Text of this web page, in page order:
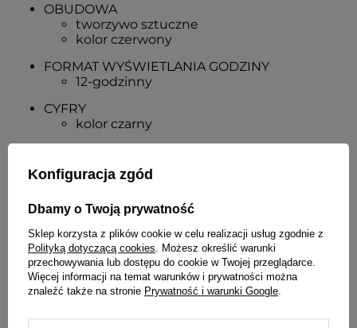
OBUDOWA
tworzywo sztuczne
kolor czerwony
FORMAT WYŚWIETLANIA GODZINY
12-godzinny
CYFRY
kolor czarny
płaskie
kwarcowy
ZASILANIE
1 bateria typu AA (R6)
WYMIARY
średnica - 200 mm
Konfiguracja zgód
Dbamy o Twoją prywatność
Sklep korzysta z plików cookie w celu realizacji usług zgodnie z
Polityką dotyczącą cookies. Możesz określić warunki
przechowywania lub dostępu do cookie w Twojej przeglądarce.
Więcej informacji na temat warunków i prywatności można
znaleźć także na stronie Prywatność i warunki Google.